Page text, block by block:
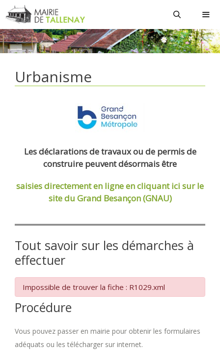
Aller
au
contenu
Urbanisme
Les déclarations de travaux ou de permis de
construire peuvent désormais être
saisies directement en ligneen cliquant ici sur le
site du Grand Besançon (GNAU)
Tout savoir sur les démarches à
effectuer
Impossible de trouver la fiche : R1029.xml
Procédure
Vous pouvez passer en mairie pour obtenir les formulaires
adéquats ou les télécharger sur internet.